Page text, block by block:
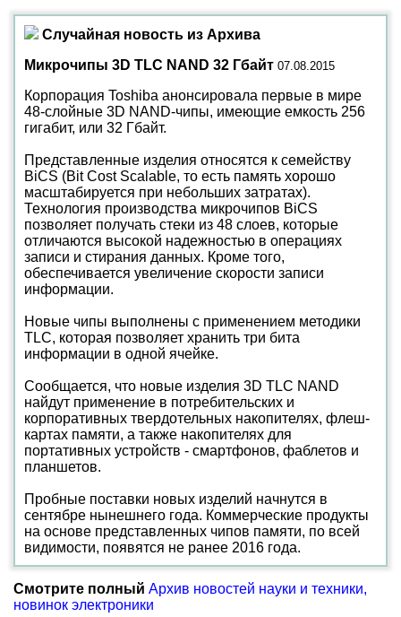
Случайная новость из Архива
Микрочипы 3D TLC NAND 32 Гбайт 07.08.2015
Корпорация Toshiba анонсировала первые в мире
48-слойные 3D NAND-чипы, имеющие емкость 256
гигабит, или 32 Гбайт.
Представленные изделия относятся к семейству
BiCS (Bit Cost Scalable, то есть память хорошо
масштабируется при небольших затратах).
Технология производства микрочипов BiCS
позволяет получать стеки из 48 слоев, которые
отличаются высокой надежностью в операциях
записи и стирания данных. Кроме того,
обеспечивается увеличение скорости записи
информации.
Новые чипы выполнены с применением методики
TLC, которая позволяет хранить три бита
информации в одной ячейке.
Сообщается, что новые изделия 3D TLC NAND
найдут применение в потребительских и
корпоративных твердотельных накопителях, флеш-
картах памяти, а также накопителях для
портативных устройств - смартфонов, фаблетов и
планшетов.
Пробные поставки новых изделий начнутся в
сентябре нынешнего года. Коммерческие продукты
на основе представленных чипов памяти, по всей
видимости, появятся не ранее 2016 года.
Смотрите полный Архив новостей науки и техники,
новинок электроники